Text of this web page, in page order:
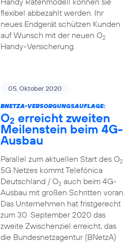
flexibel abbezahlt werden. Ihr
neues Endgerät schützen Kunden
auf Wunsch mit der neuen O2
Handy-Versicherung.
05. Oktober 2020
BNETZA-VERSORGUNGSAUFLAGE:
O2 erreicht zweiten
Meilenstein beim 4G-
Ausbau
Parallel zum aktuellen Start des O2
5G Netzes kommt Telefónica
Deutschland / O2auch beim 4G-
Ausbau mit großen Schritten voran.
Das Unternehmen hat fristgerecht
zum 30. September 2020 das
zweite Zwischenziel erreicht, das
die Bundesnetzagentur (BNetzA)